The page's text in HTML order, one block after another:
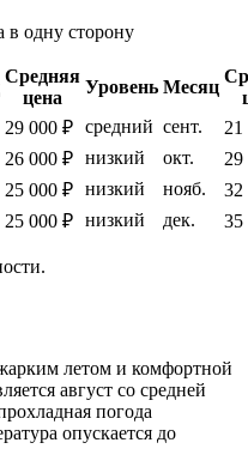
в одну сторону
Средняя
цена
Уровень Месяц
29 000 ₽ средний сент.
21
26 000 ₽ низкий окт.
29
25 000 ₽ низкий нояб.
32
25 000 ₽ низкий дек. 35
летом и комфортной
август со средней
погода
опускается до